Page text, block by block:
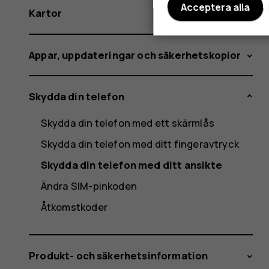
Kartor
Appar, uppdateringar och säkerhetskopior
Skydda din telefon
Skydda din telefon med ett skärmlås
Skydda din telefon med ditt fingeravtryck
Skydda din telefon med ditt ansikte
Ändra SIM-pinkoden
Åtkomstkoder
Produkt- och säkerhetsinformation
Acceptera alla